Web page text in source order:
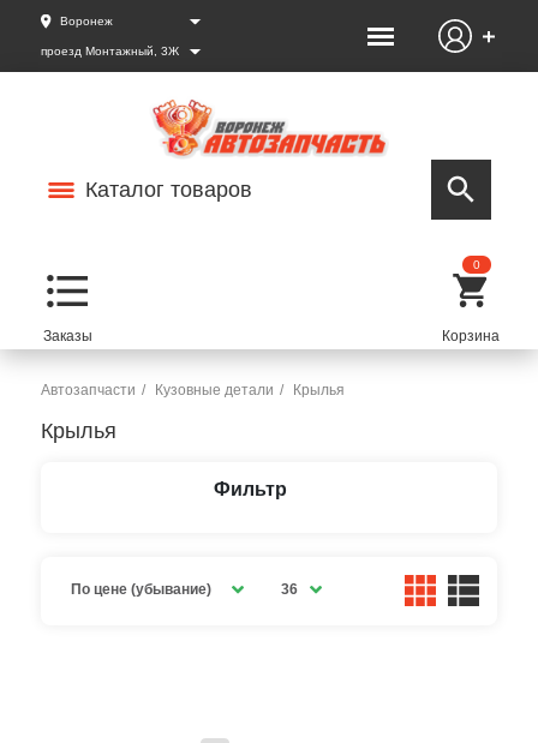
Воронеж
проезд Монтажный, 3Ж
Каталог товаров
0
Автозапчасти Кузовные детали Крылья
Крылья
Фильтр
По цене (убывание) 36